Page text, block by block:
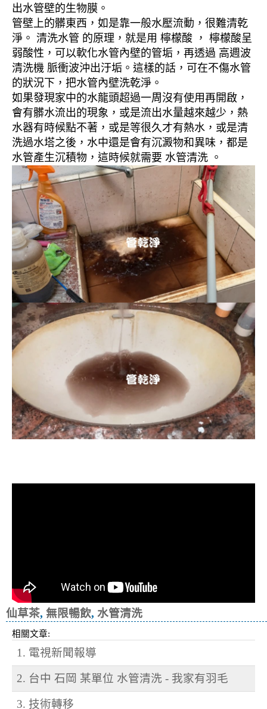
出水管壁的生物膜。
管壁上的髒東西，如是靠一般水壓流動，很難清乾
淨。 清洗水管 的原理，就是用 檸檬酸 ， 檸檬酸呈
弱酸性，可以軟化水管內壁的管垢，再透過 高週波
清洗機 脈衝波沖出汙垢。這樣的話，可在不傷水管
的狀況下，把水管內壁洗乾淨。
如果發現家中的水龍頭超過一周沒有使用再開啟，
會有髒水流出的現象，或是流出水量越來越少，熱
水器有時候點不著，或是等很久才有熱水，或是清
洗過水塔之後，水中還是會有沉澱物和異味，都是
水管產生沉積物，這時候就需要 水管清洗 。
仙草茶, 無限暢飲, 水管清洗
相關文章:
1. 電視新聞報導
2. 台中 石岡 某單位 水管清洗 - 我家有羽毛
3. 技術轉移